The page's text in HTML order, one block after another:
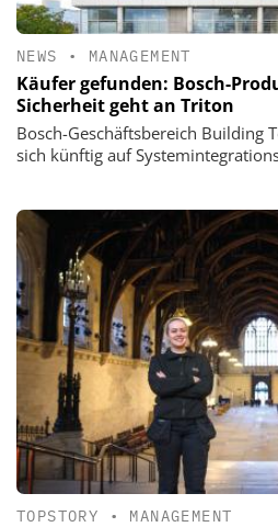
NEWS • MANAGEMENT
Käufer gefunden: Bosch-
Sicherheit geht an Triton
Bosch-Geschäftsbereich Building
sich künftig auf
TOPSTORY • MANAGEMENT